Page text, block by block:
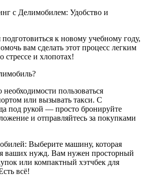
с Делимобилем: Удобство и
к новому учебному году,
вам сделать этот процесс легким
стрессе и хлопотах!
необходимости пользоваться
или вызывать такси. С
под рукой — просто бронируйте
и отправляйтесь за покупками
Выберите машину, которая
ваших нужд. Вам нужен просторный
или компактный хэтчбек для
всё!